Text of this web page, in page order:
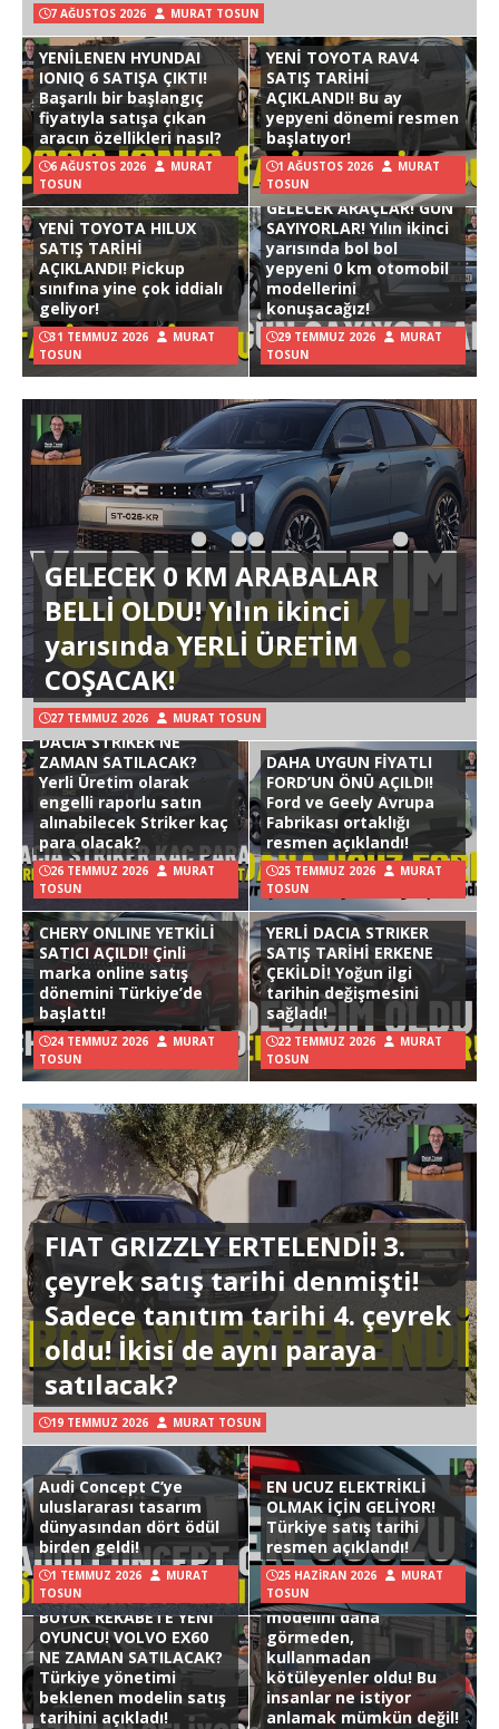
7 AĞUSTOS 2026 MURAT TOSUN
YENİLENEN HYUNDAI
IONIQ 6 SATIŞA ÇIKTI!
Başarılı bir başlangıç
fiyatıyla satışa çıkan
aracın özellikleri nasıl?
6 AĞUSTOS 2026
MURAT
TOSUN
YENİ TOYOTA RAV4
SATIŞ TARİHİ
AÇIKLANDI! Bu ay
yepyeni dönemi resmen
başlatıyor!
1 AĞUSTOS 2026
MURAT
TOSUN
YENİ TOYOTA HILUX
SATIŞ TARİHİ
AÇIKLANDI! Pickup
sınıfına yine çok iddialı
geliyor!
31 TEMMUZ 2026
MURAT
TOSUN
GELECEK ARAÇLAR! GÜN
SAYIYORLAR! Yılın ikinci
yarısında bol bol
yepyeni 0 km otomobil
modellerini
konuşacağız!
29 TEMMUZ 2026
MURAT
TOSUN
GELECEK 0 KM ARABALAR
BELLİ OLDU! Yılın ikinci
yarısında YERLİ ÜRETİM
COŞACAK!
27 TEMMUZ 2026 MURAT TOSUN
DACIA STRIKER NE
ZAMAN SATILACAK?
Yerli Üretim olarak
engelli raporlu satın
alınabilecek Striker kaç
para olacak?
26 TEMMUZ 2026
MURAT
TOSUN
DAHA UYGUN FİYATLI
FORD’UN ÖNÜ AÇILDI!
Ford ve Geely Avrupa
Fabrikası ortaklığı
resmen açıklandı!
25 TEMMUZ 2026
MURAT
TOSUN
CHERY ONLINE YETKİLİ
SATICI AÇILDI! Çinli
marka online satış
dönemini Türkiye’de
başlattı!
24 TEMMUZ 2026
MURAT
TOSUN
YERLİ DACIA STRIKER
SATIŞ TARİHİ ERKENE
ÇEKİLDİ! Yoğun ilgi
tarihin değişmesini
sağladı!
22 TEMMUZ 2026
MURAT
TOSUN
FIAT GRIZZLY ERTELENDİ! 3.
çeyrek satış tarihi denmişti!
Sadece tanıtım tarihi 4. çeyrek
oldu! İkisi de aynı paraya
satılacak?
19 TEMMUZ 2026 MURAT TOSUN
Audi Concept C’ye
uluslararası tasarım
dünyasından dört ödül
birden geldi!
1 TEMMUZ 2026
MURAT
TOSUN
EN UCUZ ELEKTRİKLİ
OLMAK İÇİN GELİYOR!
Türkiye satış tarihi
resmen açıklandı!
25 HAZIRAN 2026
MURAT
TOSUN
BÜYÜK REKABETE YENİ
OYUNCU! VOLVO EX60
NE ZAMAN SATILACAK?
Türkiye yönetimi
beklenen modelin satış
tarihini açıkladı!
Hyundai Ioniq 3
modelini daha
görmeden,
kullanmadan
kötüleyenler oldu! Bu
insanlar ne istiyor
anlamak mümkün değil!